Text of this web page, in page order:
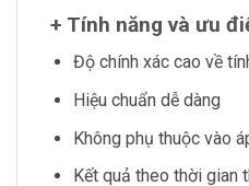
+ Tính năng và ưu
Độ chính xác cao về
Hiệu chuẩn dễ dàng
Không phụ thuộc vào
Kết quả theo thời gian